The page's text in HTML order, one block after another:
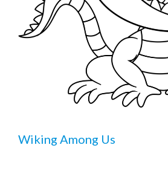
Wiking Among Us